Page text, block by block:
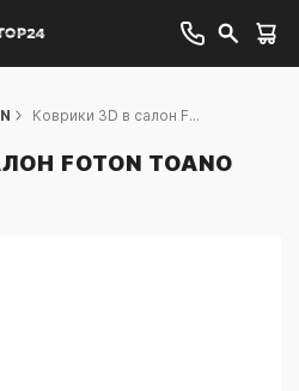
Коврики 3D в салон F...
FOTON TOANO